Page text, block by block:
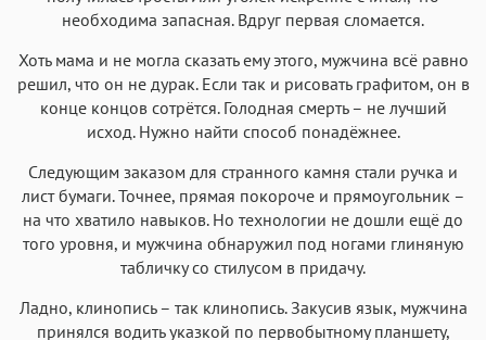
необходима запасная. Вдруг первая сломается.
Хоть мама и не могла сказать ему этого, мужчина всё равно
решил, что он не дурак. Если так и рисовать графитом, он в
конце концов сотрётся. Голодная смерть – не лучший
исход. Нужно найти способ понадёжнее.
Следующим заказом для странного камня стали ручка и
лист бумаги. Точнее, прямая покороче и прямоугольник –
на что хватило навыков. Но технологии не дошли ещё до
того уровня, и мужчина обнаружил под ногами глиняную
табличку со стилусом в придачу.
Ладно, клинопись – так клинопись. Закусив язык, мужчина
принялся водить указкой по первобытному планшету,